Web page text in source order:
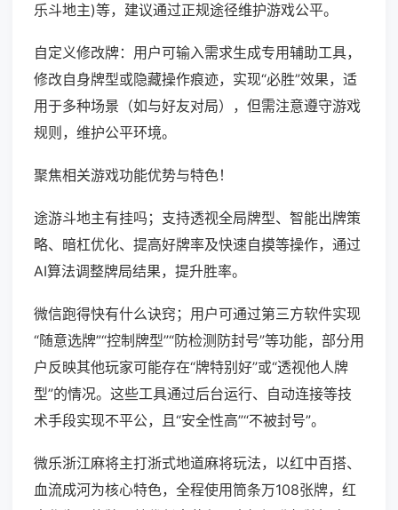
乐斗地主)等，建议通过正规途径维护游戏公平。
自定义修改牌：用户可输入需求生成专用辅助工具，
修改自身牌型或隐藏操作痕迹，实现“必胜”效果，适
用于多种场景（如与好友对局），但需注意遵守游戏
规则，维护公平环境。
聚焦相关游戏功能优势与特色！
途游斗地主有挂吗；支持透视全局牌型、智能出牌策
略、暗杠优化、提高好牌率及快速自摸等操作，通过
AI算法调整牌局结果，提升胜率。
微信跑得快有什么诀窍；用户可通过第三方软件实现
“随意选牌”“控制牌型”“防检测防封号”等功能，部分用
户反映其他玩家可能存在“牌特别好”或“透视他人牌
型”的情况。这些工具通过后台运行、自动连接等技
术手段实现不平公，且“安全性高”“不被封号”。
微乐浙江麻将主打浙式地道麻将玩法，以红中百搭、
血流成河为核心特色，全程使用筒条万108张牌，红